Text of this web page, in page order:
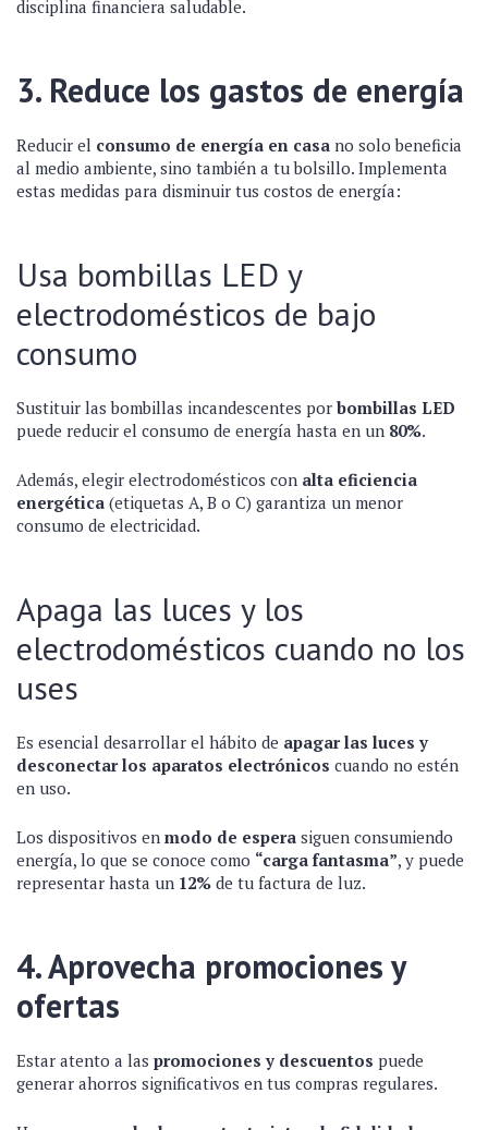
disciplina financiera saludable.
3. Reduce los gastos de energía
Reducir el consumo de energía en casa no solo beneficia
al medio ambiente, sino también a tu bolsillo. Implementa
estas medidas para disminuir tus costos de energía:
Usa bombillas LED y
electrodomésticos de bajo
consumo
Sustituir las bombillas incandescentes por bombillas LED
puede reducir el consumo de energía hasta en un 80%.
Además, elegir electrodomésticos con alta eficiencia
energética (etiquetas A, B o C) garantiza un menor
consumo de electricidad.
Apaga las luces y los
electrodomésticos cuando no los
uses
Es esencial desarrollar el hábito de apagar las luces y
desconectar los aparatos electrónicos cuando no estén
en uso.
Los dispositivos en modo de espera siguen consumiendo
energía, lo que se conoce como “carga fantasma”, y puede
representar hasta un 12% de tu factura de luz.
4. Aprovecha promociones y
ofertas
Estar atento a las promociones y descuentos puede
generar ahorros significativos en tus compras regulares.